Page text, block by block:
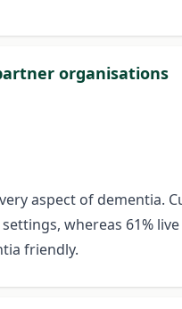
organisations
aspect of dementia.
whereas 61%
friendly.